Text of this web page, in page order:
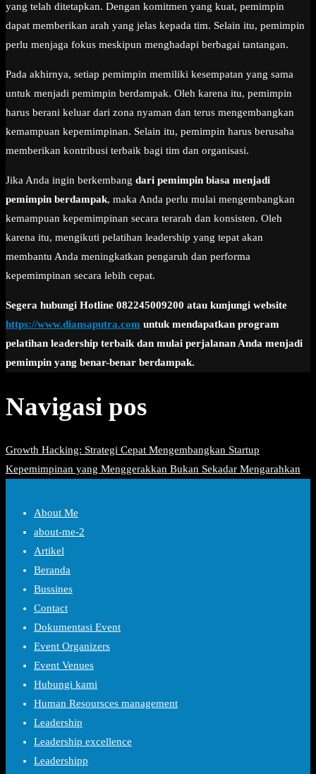
yang telah ditetapkan. Dengan komitmen yang kuat, pemimpin
dapat memberikan arah yang jelas kepada tim. Selain itu, pemimpin
perlu menjaga fokus meskipun menghadapi berbagai tantangan.
Pada akhirnya, setiap pemimpin memiliki kesempatan yang sama
untuk menjadi pemimpin berdampak. Oleh karena itu, pemimpin
harus berani keluar dari zona nyaman dan terus mengembangkan
kemampuan kepemimpinan. Selain itu, pemimpin harus berusaha
memberikan kontribusi terbaik bagi tim dan organisasi.
Jika Anda ingin berkembang dari pemimpin biasa menjadi
pemimpin berdampak, maka Anda perlu mulai mengembangkan
kemampuan kepemimpinan secara terarah dan konsisten. Oleh
karena itu, mengikuti pelatihan leadership yang tepat akan
membantu Anda meningkatkan pengaruh dan performa
kepemimpinan secara lebih cepat.
Segera hubungi Hotline 082245009200 atau kunjungi website
https://www.diansaputra.com untuk mendapatkan program
pelatihan leadership terbaik dan mulai perjalanan Anda menjadi
pemimpin yang benar-benar berdampak.
Navigasi pos
Growth Hacking: Strategi Cepat Mengembangkan Startup
Kepemimpinan yang Menggerakkan Bukan Sekadar Mengarahkan
About Me
about-me-2
Artikel
Beranda
Bussines
Contact
Dokumentasi Event
Event Organizers
Event Venues
Hubungi kami
Human Resoursces management
Leadership
Leadership excellence
Leadershipp